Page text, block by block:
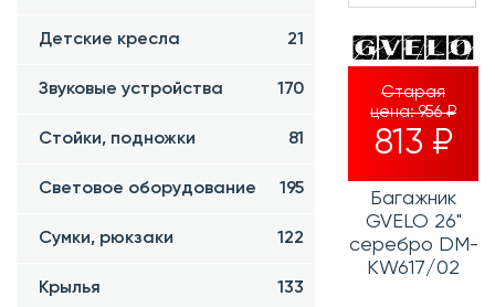
Детские кресла 21
Звуковые устройства 170
Стойки, подножки 81
Световое оборудование 195
Сумки, рюкзаки 122
Крылья 133
Старая
цена:956 ₽
813 ₽
Багажник
GVELO 26"
серебро DM-
KW617/02